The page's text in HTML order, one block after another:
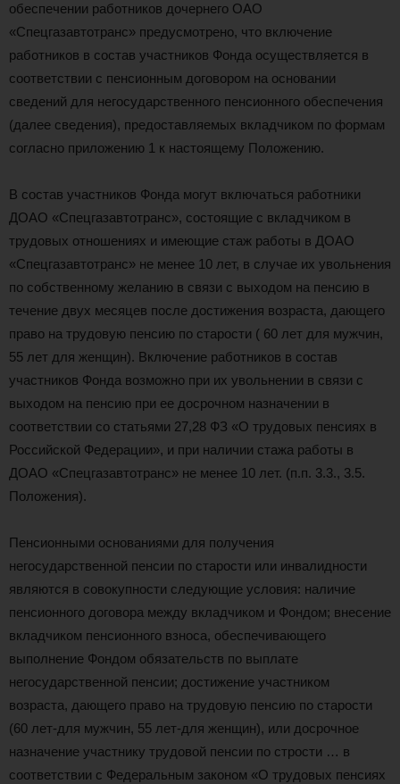
обеспечении работников дочернего ОАО
«Спецгазавтотранс» предусмотрено, что включение
работников в состав участников Фонда осуществляется в
соответствии с пенсионным договором на основании
сведений для негосударственного пенсионного обеспечения
(далее сведения), предоставляемых вкладчиком по формам
согласно приложению 1 к настоящему Положению.
В состав участников Фонда могут включаться работники
ДОАО «Спецгазавтотранс», состоящие с вкладчиком в
трудовых отношениях и имеющие стаж работы в ДОАО
«Спецгазавтотранс» не менее 10 лет, в случае их увольнения
по собственному желанию в связи с выходом на пенсию в
течение двух месяцев после достижения возраста, дающего
право на трудовую пенсию по старости ( 60 лет для мужчин,
55 лет для женщин). Включение работников в состав
участников Фонда возможно при их увольнении в связи с
выходом на пенсию при ее досрочном назначении в
соответствии со статьями 27,28 ФЗ «О трудовых пенсиях в
Российской Федерации», и при наличии стажа работы в
ДОАО «Спецгазавтотранс» не менее 10 лет. (п.п. 3.3., 3.5.
Положения).
Пенсионными основаниями для получения
негосударственной пенсии по старости или инвалидности
являются в совокупности следующие условия: наличие
пенсионного договора между вкладчиком и Фондом; внесение
вкладчиком пенсионного взноса, обеспечивающего
выполнение Фондом обязательств по выплате
негосударственной пенсии; достижение участником
возраста, дающего право на трудовую пенсию по старости
(60 лет-для мужчин, 55 лет-для женщин), или досрочное
назначение участнику трудовой пенсии по стрости … в
соответствии с Федеральным законом «О трудовых пенсиях